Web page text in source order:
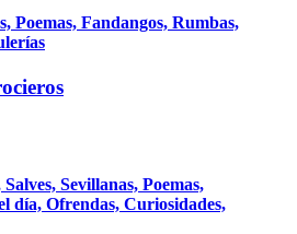
Poemas, Fandangos, Rumbas,
Sevillanas, Poemas,
día, Ofrendas, Curiosidades,